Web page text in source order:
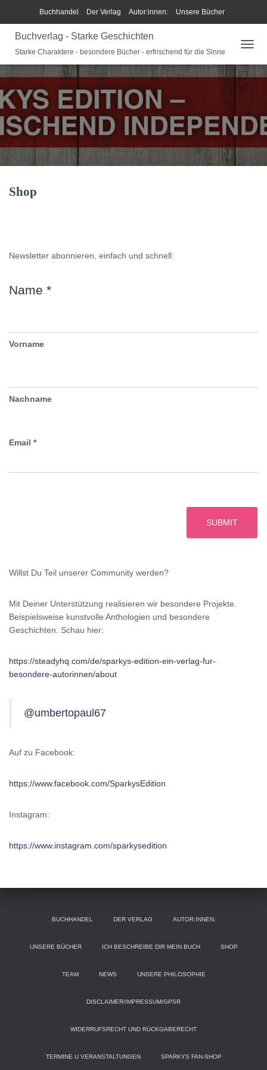
Buchhandel Der Verlag Autor:innen: Unsere Bücher
Ich beschreibe Dir mein Buch Shop
Widerrufsrecht und Rückgaberecht Termine u Veranstaltungen
Sparkys Fan-Shop Schreib Beethoven!
Buchverlag - Starke Geschichten
Starke Charaktere - besondere Bücher - erfrischend für die Sinne
A
V
A
T
I
U
Shop
Newsletter abonnieren, einfach und schnell:
Name *
Vorname
Nachname
Email *
SUBMIT
Willst Du Teil unserer Community werden?
Mit Deiner Unterstützung realisieren wir besondere Projekte.
Beispielsweise kunstvolle Anthologien und besondere
Geschichten. Schau hier:
https://steadyhq.com/de/sparkys-edition-ein-verlag-fur-
besondere-autorinnen/about
@umbertopaul67
Auf zu Facebook:
https://www.facebook.com/SparkysEdition
Instagram:
https://www.instagram.com/sparkysedition
BUCHHANDEL DER VERLAG AUTOR:INNEN:
UNSERE BÜCHER ICH BESCHREIBE DIR MEIN BUCH SHOP
TEAM NEWS UNSERE PHILOSOPHIE
DISCLAIMER/IMPRESSUM/GPSR
WIDERRUFSRECHT UND RÜCKGABERECHT
TERMINE U VERANSTALTUNGEN SPARKYS FAN-SHOP